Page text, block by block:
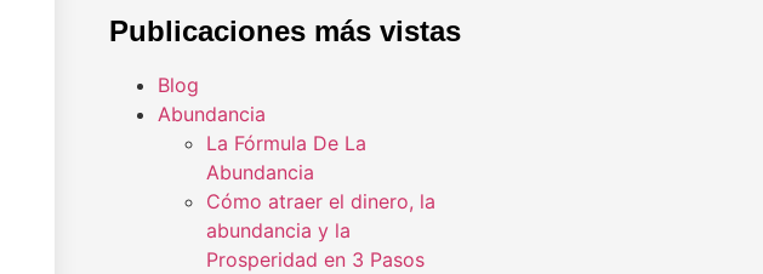
Publicaciones más vistas
Blog
Abundancia
La Fórmula De La
Abundancia
Cómo atraer el dinero, la
abundancia y la
Prosperidad en 3 Pasos